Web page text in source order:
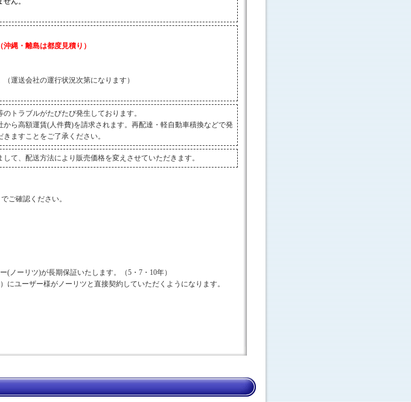
縄・離島は都度見積り）
運送会社の運行状況次第になります）
トラブルがたびたび発生しております。
ら高額運賃(人件費)を請求されます。再配達・軽自動車積換などで発
ますことをご了承ください。
て、配送方法により販売価格を変えさせていただきます。
ご確認ください。
(ノーリツ)が長期保証いたします。（5・7・10年）
にユーザー様がノーリツと直接契約していただくようになります。